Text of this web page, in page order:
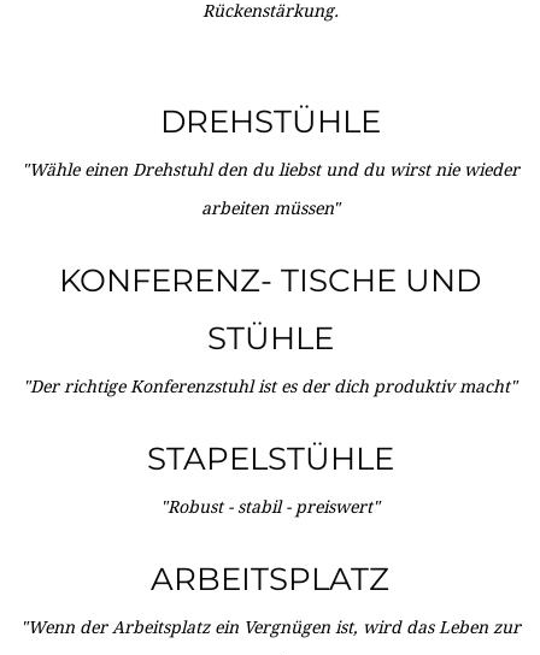
Rückenstärkung.
DREHSTÜHLE
"Wähle einen Drehstuhl den du liebst und du wirst nie wieder
arbeiten müssen"
KONFERENZ- TISCHE UND
STÜHLE
"Der richtige Konferenzstuhl ist es der dich produktiv macht"
STAPELSTÜHLE
"Robust - stabil - preiswert"
ARBEITSPLATZ
"Wenn der Arbeitsplatz ein Vergnügen ist, wird das Leben zur